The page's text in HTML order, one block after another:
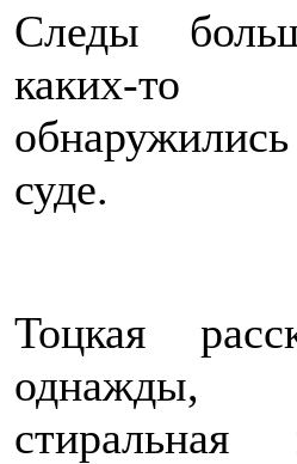
Следы
каких-
суде.
Тоцкая